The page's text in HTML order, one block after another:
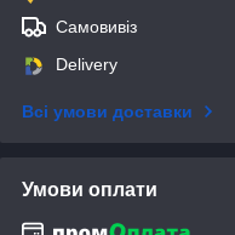
Самовивіз
Delivery
Всі умови доставки
Умови оплати